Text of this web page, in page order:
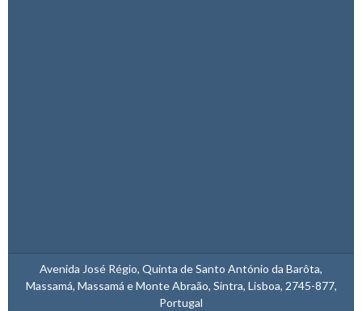
Avenida José Régio, Quinta de Santo António da Barôta,
Massamá, Massamá e Monte Abraão, Sintra, Lisboa, 2745-877,
Portugal